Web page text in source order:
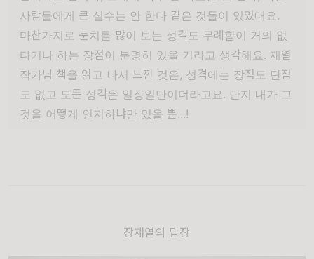
사람들에게 큰 실수는 안 한다 같은 것들이 있었대요.
마찬가지로 눈치를 많이 보는 성격도 무례함이 거의 없
다거나 하는 장점이 분명히 있을 거라고 생각해요. 재열
작가님 책을 읽고 나서 느낀 것은, 성격에는 장점도 단점
도 없고 모든 성격은 일장일단이더라고요. 단지 내가 그
것을 어떻게 인지하냐만 있을 뿐...!
장재열의 답장